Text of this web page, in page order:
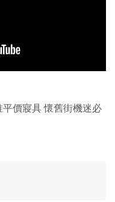
平價寢具 懷舊街機迷必